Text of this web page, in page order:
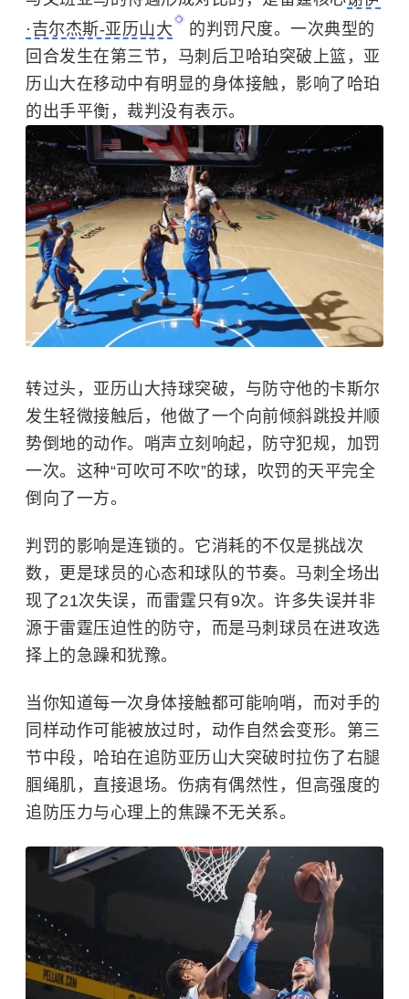
·吉尔杰斯-亚历山大
的判罚尺度。一次典型的
回合发生在第三节，马刺后卫哈珀突破上篮，亚
历山大在移动中有明显的身体接触，影响了哈珀
的出手平衡，裁判没有表示。
转过头，亚历山大持球突破，与防守他的卡斯尔
发生轻微接触后，他做了一个向前倾斜跳投并顺
势倒地的动作。哨声立刻响起，防守犯规，加罚
一次。这种“可吹可不吹”的球，吹罚的天平完全
倒向了一方。
判罚的影响是连锁的。它消耗的不仅是挑战次
数，更是球员的心态和球队的节奏。马刺全场出
现了21次失误，而雷霆只有9次。许多失误并非
源于雷霆压迫性的防守，而是马刺球员在进攻选
择上的急躁和犹豫。
当你知道每一次身体接触都可能响哨，而对手的
同样动作可能被放过时，动作自然会变形。第三
节中段，哈珀在追防亚历山大突破时拉伤了右腿
腘绳肌，直接退场。伤病有偶然性，但高强度的
追防压力与心理上的焦躁不无关系。